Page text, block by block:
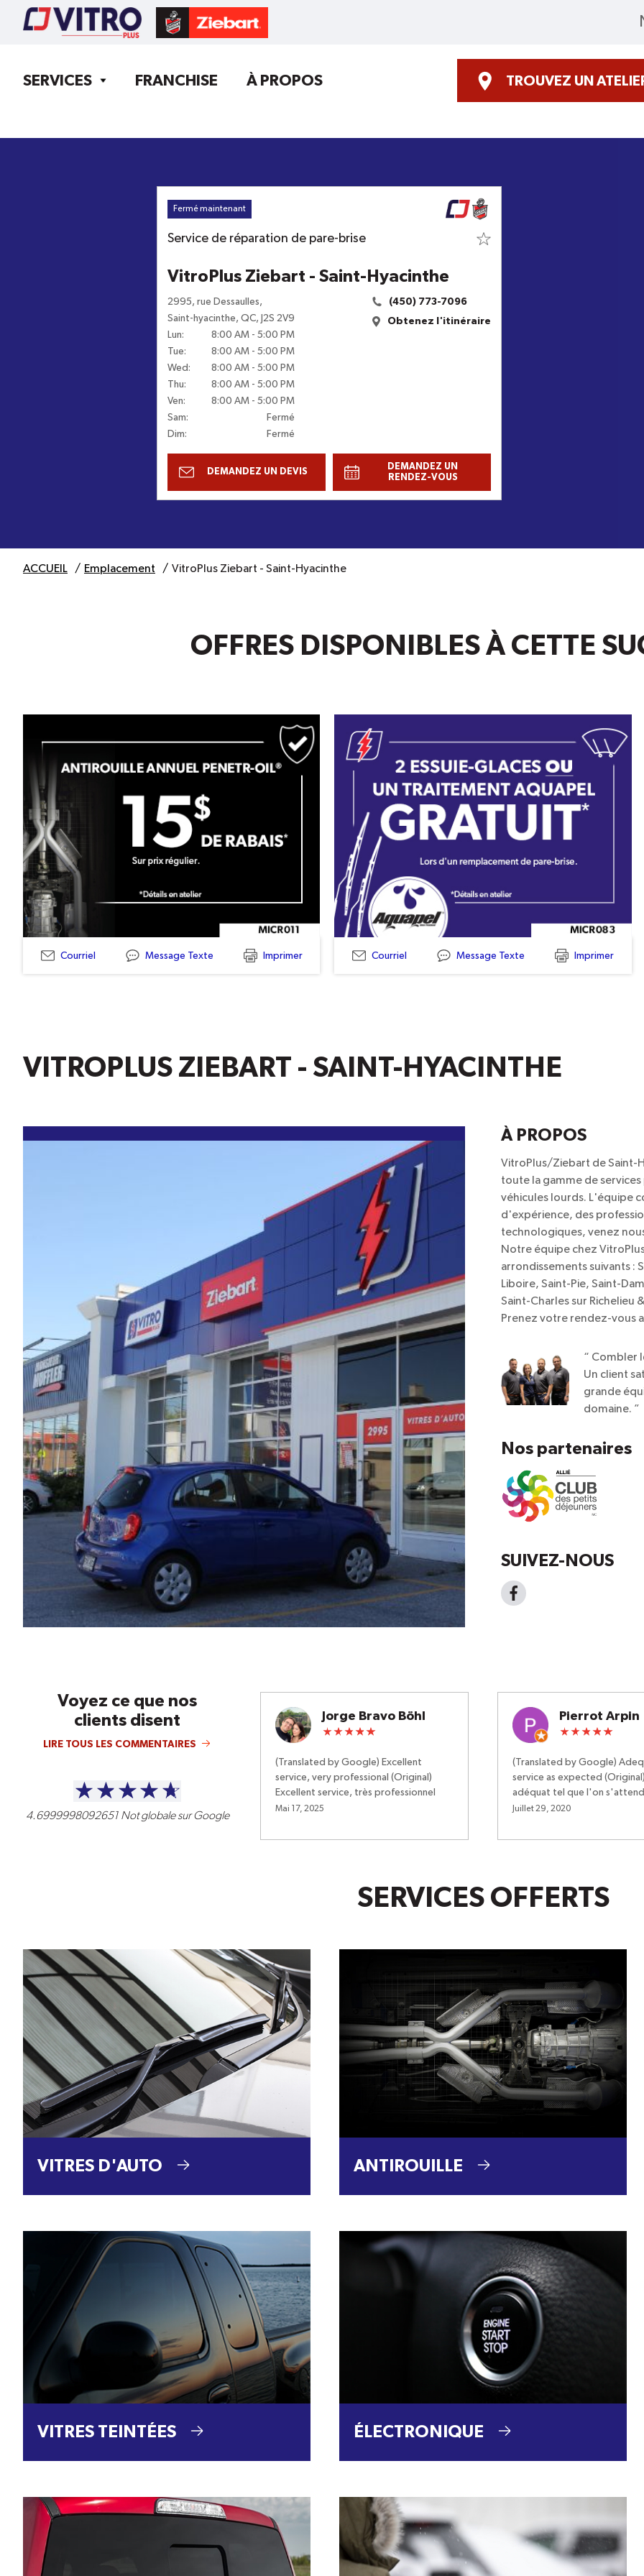
SERVICES FRANCHISE À PROPOS TROUVEZ UN
Fermé maintenant
Service de réparation de pare-brise
VitroPlus Ziebart - Saint-Hyacinthe
2995, rue Dessaulles,
Saint-hyacinthe,QC, J2S 2V9
Lun: 8:00 AM -5:00 PM
Tue: 8:00 AM -5:00 PM
Wed : 8:00 AM -5:00 PM
Thu: 8:00 AM -5:00 PM
Ven: 8:00 AM -5:00 PM
Sam:
Fermé
Dim: Fermé
(450) 773-7096
Obtenez l'itinéraire
DEMANDEZ UN DEVIS
DEMANDEZ UN
RENDEZ-VOUS
ACCUEIL
Emplacement VitroPlus Ziebart - Saint-Hyacinthe
OFFRES DISPONIBLES À CETTE
Courriel Message Texte Imprimer
MICR011
Courriel Message Texte Imprimer
MICR083
GRATUIT
VITROPLUS ZIEBART - SAINT-HYACINTHE
À PROPOS
VitroPlus/Ziebart de Saint-
toute la gamme de
véhicules lourds. L'équipe
d'expérience, des
technologiques, venez
Notre équipe chez
arrondissements suivants :
Liboire, Saint-Pie, Saint-
Saint-Charles sur Richelieu
Prenez votre rendez-vous
“ Combler
Un client
grande
domaine. ”
Nos partenaires
SUIVEZ-NOUS
Voyez ce que nos
clients disent
LIRE TOUS LES COMMENTAIRES
4.6999998092651 Not globale sur Google
Jorge Bravo Böhl
(Translated by Google) Excellent
service, very professional (Original)
Excellent service, très professionnel
Mai 17, 2025
Pierrot Arpin
(Translated by Google)
service as expected
adéquat tel que l'on s'attend
Juillet 29, 2020
SERVICES OFFERTS
VITRES D'AUTO ANTIROUILLE
VITRES TEINTÉES ÉLECTRONIQUE